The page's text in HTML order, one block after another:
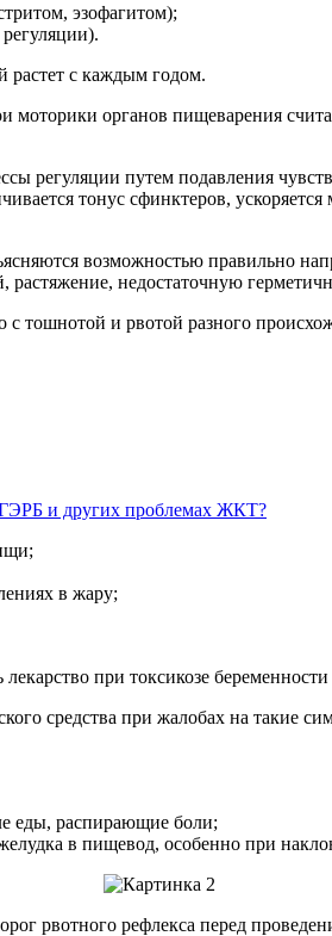
эзофагитом);
растет с каждым годом.
органов пищеварения
регуляции путем подавления
тонус сфинктеров,
возможностью правильно
растяжение, недостаточную
с тошнотой и рвотой разного
и других проблемах ЖКТ?
в жару;
при токсикозе
средства при жалобах на такие
еды, распирающие боли;
в пищевод, особенно при
рвотного рефлекса перед